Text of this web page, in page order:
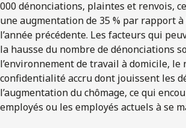
000 dénonciations, plaintes et renvois,
une augmentation de 35 % par rapport
l’année précédente. Les facteurs qui
la hausse du nombre de dénonciations
l’environnement de travail à domicile, le
confidentialité accru dont jouissent les
l’augmentation du chômage, ce qui
employés ou les employés actuels à se